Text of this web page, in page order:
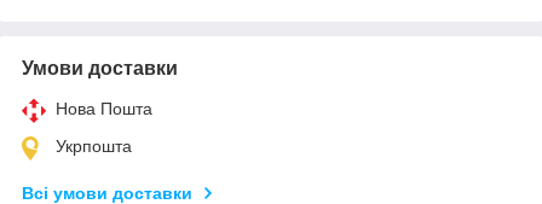
Умови доставки
Нова Пошта
Укрпошта
Всі умови доставки